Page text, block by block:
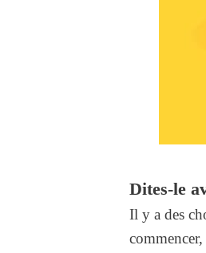
Dites-le
Il y a des